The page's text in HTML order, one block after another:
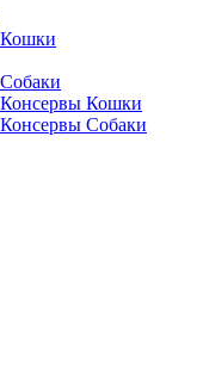
Кошки
Собаки